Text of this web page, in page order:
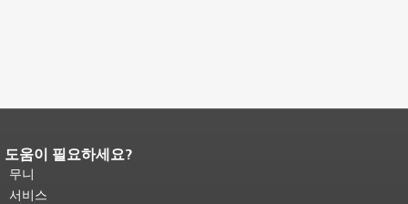
페이지 내용 끝입니다.이 페이지의 나
머지 내용은 모든 페이지에 반복됩니
다.메인 콘텐츠 상단으로 돌아가려면
도움이 필요하세요?
무니
서비스